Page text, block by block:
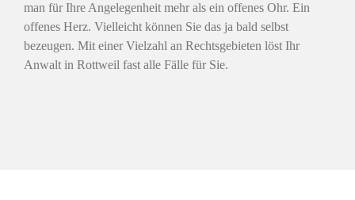
man für Ihre Angelegenheit mehr als ein offenes Ohr. Ein
offenes Herz. Vielleicht können Sie das ja bald selbst
bezeugen. Mit einer Vielzahl an Rechtsgebieten löst Ihr
Anwalt in Rottweil fast alle Fälle für Sie.